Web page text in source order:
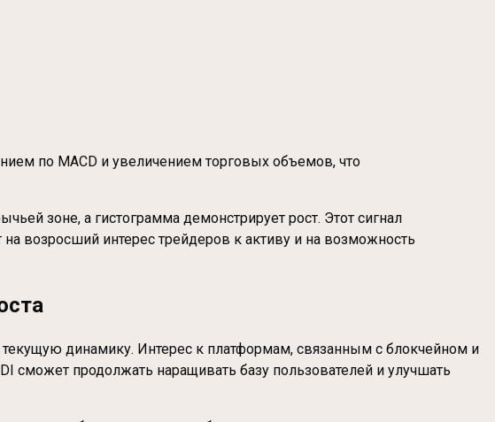
по MACD и увеличением торговых объемов, что
зоне, а гистограмма демонстрирует рост. Этот сигнал
возросший интерес трейдеров к активу и на возможность
динамику. Интерес к платформам, связанным с блокчейном и
сможет продолжать наращивать базу пользователей и улучшать